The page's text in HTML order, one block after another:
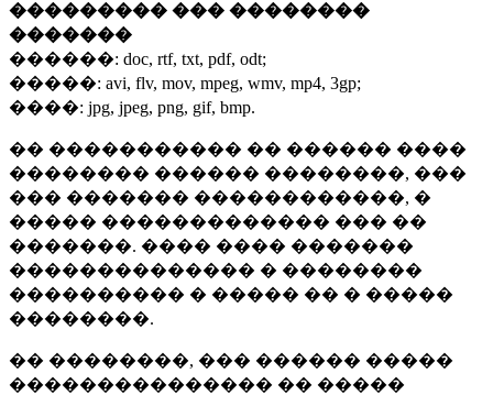
��������� ��� ��������
�������
������: doc, rtf, txt, pdf, odt;
�����: avi, flv, mov, mpeg, wmv, mp4, 3gp;
����: jpg, jpeg, png, gif, bmp.
�� ����������� �� ������ ����
�������� ������ ��������, ���
��� ������� ������������, �
����� ������������� ��� ��
�������. ���� ���� �������
�������������� � ��������
���������� � ����� �� � �����
��������.
�� ��������, ��� ������ �����
��������������� �� �����